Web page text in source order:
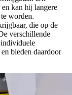
kan hij langere
worden.
die op de
verschillende
bieden daardoor